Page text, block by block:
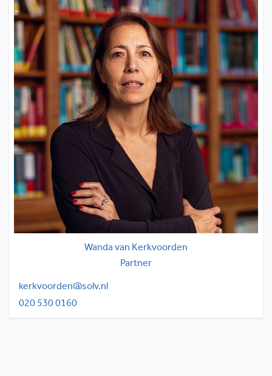
Wanda van Kerkvoorden
Partner
kerkvoorden@solv.nl
020 530 0160